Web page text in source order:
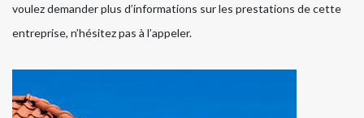
voulez demander plus d’informations sur les prestations de cette
entreprise, n’hésitez pas à l’appeler.